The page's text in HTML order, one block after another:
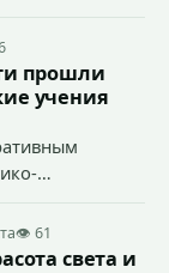
прошли
учения
объекте
власти.
👁 61
света и